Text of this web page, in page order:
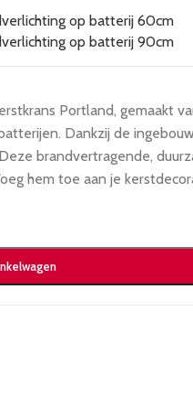
Portland, gemaakt
Dankzij de
brandvertragende,
hem toe aan je